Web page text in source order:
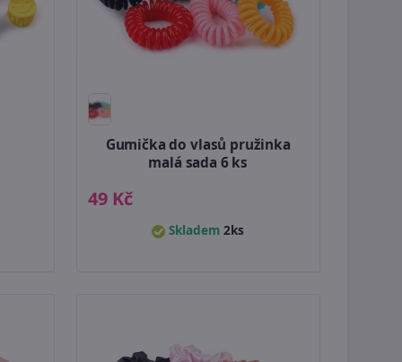
Gumička do vlasů pružinka
malá sada 6 ks
49 Kč
Skladem2ks